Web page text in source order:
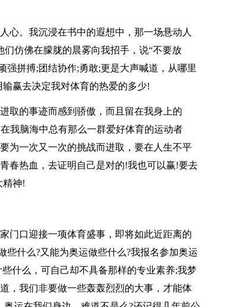
心。我沉浸在书中的遐想中，那一场悬动人
仿佛在朦胧的晨雾向我招手，说“不要放
强拼搏;团结协作;勇敢;更是大声喊道，从哪里
赢去决定我对体育的热爱的多少!
取的事迹而感到骄傲，而且留在我身上的
我脑海中总有那么一群爱好体育的运动者
一次又一次的挑战而进取，要在人生不平
春热血，去证明自己是对的!我也可以赢!要去
精神!
门口迎接一项体育盛事，即将如此近距离的
什么?又能为奥运做些什么?我报名参加奥运
什么，可自己却不具备那样的专业素养;我梦
，我们非要做一些轰轰烈烈的大事，才能体